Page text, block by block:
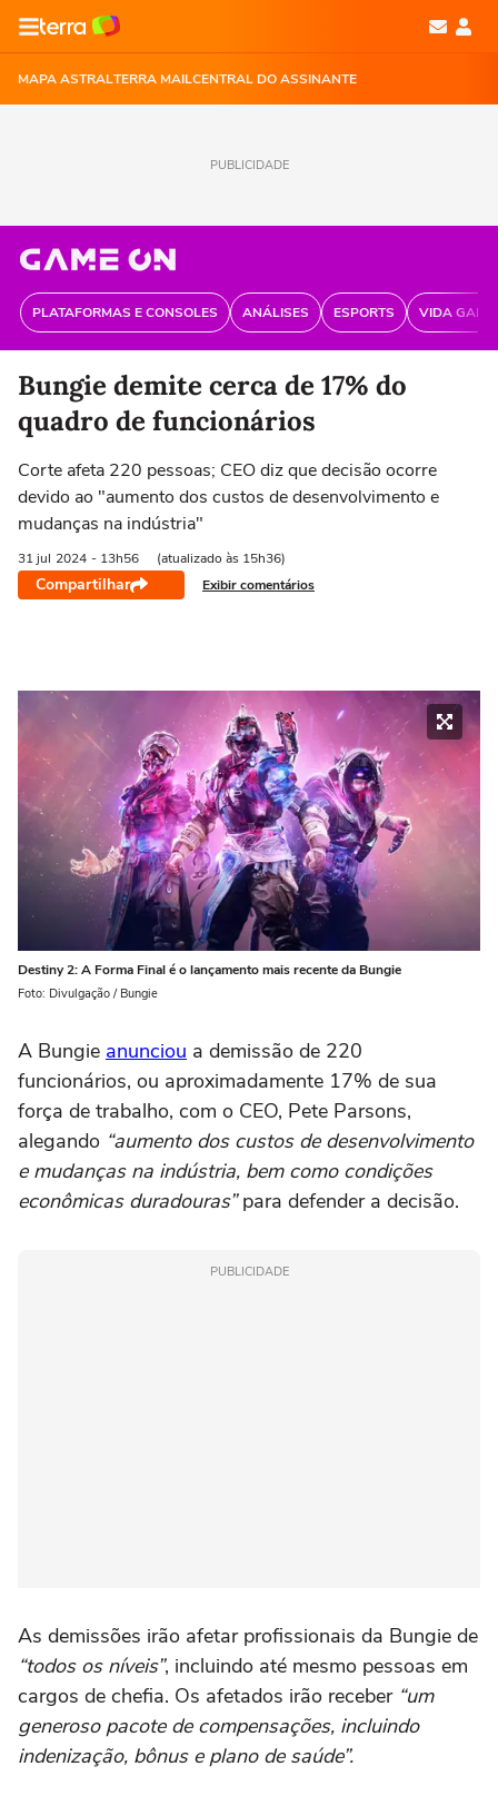
MAPA ASTRALTERRA MAILCENTRAL DO ASSINANTE
PUBLICIDADE
PLATAFORMAS E CONSOLES ANÁLISES ESPORTS VIDA
Bungie demite cerca de 17% do
quadro de funcionários
Corte afeta 220 pessoas; CEO diz que decisão ocorre
devido ao "aumento dos custos de desenvolvimento e
mudanças na indústria"
31 jul 2024 - 13h56 (atualizado às 15h36)
Compartilhar Exibir comentários
Destiny 2: A Forma Final é o lançamento mais recente da Bungie
Foto: Divulgação / Bungie
A Bungie anunciou a demissão de 220
funcionários, ou aproximadamente 17% de sua
força de trabalho, com o CEO, Pete Parsons,
alegando “aumento dos custos de desenvolvimento
e mudanças na indústria, bem como condições
econômicas duradouras”para defender a decisão.
PUBLICIDADE
As demissões irão afetar profissionais da Bungie de
“todos os níveis”, incluindo até mesmo pessoas em
cargos de chefia. Os afetados irão receber “um
generoso pacote de compensações, incluindo
indenização, bônus e plano de saúde”.